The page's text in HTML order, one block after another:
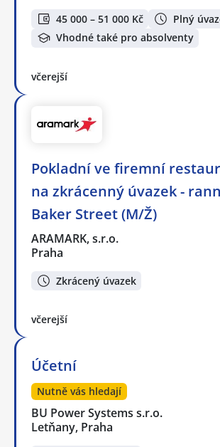
45 000 – 51 000 Kč
Plný
Vhodné také pro absolventy
včerejší
Pokladní ve firemní
na zkrácenný úvazek -
Baker Street (M/Ž)
ARAMARK, s.r.o.
Praha
Zkrácený úvazek
včerejší
Účetní
Nutně vás hledají
BU Power Systems s.r.o.
Letňany, Praha